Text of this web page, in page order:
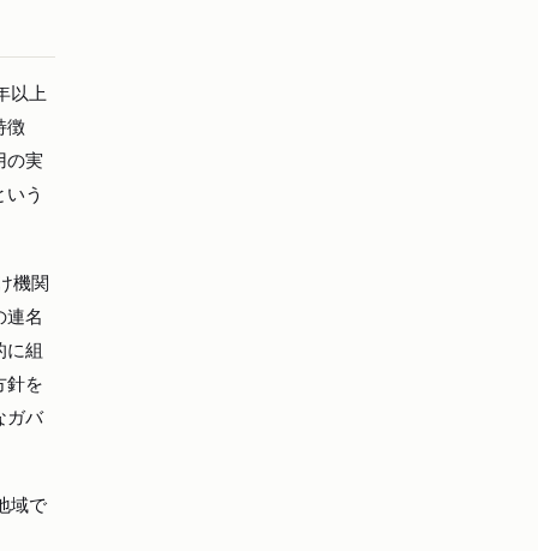
以上
徴
の実
う
機関
連名
に組
針を
ガバ
域で